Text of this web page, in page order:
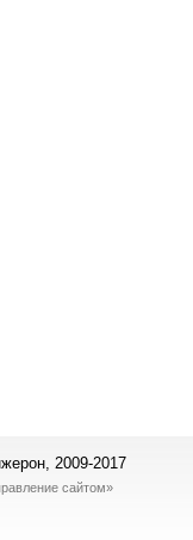
2009-2017
сайтом»